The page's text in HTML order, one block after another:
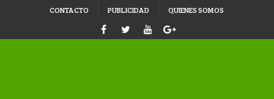
CONTACTO PUBLICIDAD QUIENES SOMOS